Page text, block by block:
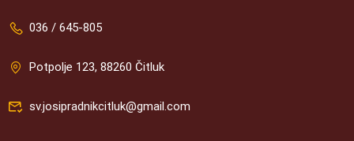
036 / 645-805
Potpolje 123, 88260 Čitluk
sv.josipradnikcitluk@gmail.com